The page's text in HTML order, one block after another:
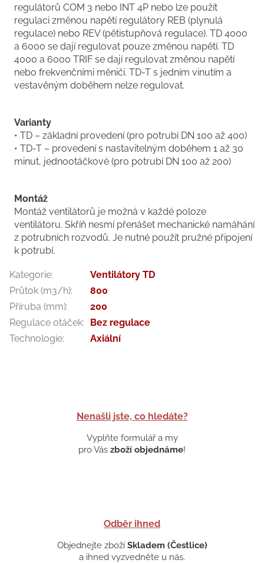
Nenašli jste, co hledáte?
Vyplňte formulář a my
pro Vás zboží objednáme!
Odběr ihned
Objednejte zboží Skladem (Čestlice)
a ihned vyzvedněte u nás.
regulátorů COM 3 nebo INT 4P nebo lze použít
regulaci změnou napětí regulátory REB (plynulá
regulace) nebo REV (pětistupňová regulace). TD 4000
a 6000 se dají regulovat pouze změnou napětí. TD
4000 a 6000 TRIF se dají regulovat změnou napětí
nebo frekvenčními měniči. TD-T s jedním vinutím a
vestavěným doběhem nelze regulovat.
Varianty
• TD – základní provedení (pro potrubí DN 100 až 400)
• TD-T – provedení s nastavitelným doběhem 1 až 30
minut, jednootáčkové (pro potrubí DN 100 až 200)
Montáž
Montáž ventilátorů je možná v každé poloze
ventilátoru. Skříň nesmí přenášet mechanické namáhání
z potrubních rozvodů. Je nutné použít pružné připojení
k potrubí.
Kategorie:
Ventilátory TD
Průtok (m3/h):
800
Příruba (mm):
200
Regulace otáček:
Bez regulace
Technologie: Axiální